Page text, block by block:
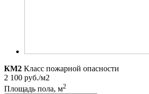
КМ2 Класс пожарной опасности
2 100 руб./м2
Площадь пола, м2